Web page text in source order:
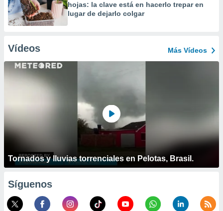
hojas: la clave está en hacerlo trepar en
lugar de dejarlo colgar
Vídeos Más Vídeos
Tornados y lluvias torrenciales en Pelotas, Brasil.
Síguenos